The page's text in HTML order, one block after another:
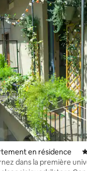
la base de 210
en résidence
dans la première